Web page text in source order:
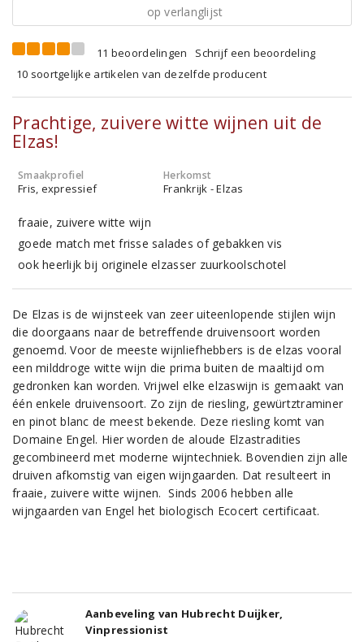
op verlanglijst
11 beoordelingen
Schrijf een beoordeling
10 soortgelijke artikelen van dezelfde producent
Prachtige, zuivere witte wijnen uit de
Elzas!
Smaakprofiel
Fris, expressief
Herkomst
Frankrijk - Elzas
fraaie, zuivere witte wijn
goede match met frisse salades of gebakken vis
ook heerlijk bij originele elzasser zuurkoolschotel
De Elzas is de wijnsteek van zeer uiteenlopende stijlen wijn
die doorgaans naar de betreffende druivensoort worden
genoemd. Voor de meeste wijnliefhebbers is de elzas vooral
een milddroge witte wijn die prima buiten de maaltijd om
gedronken kan worden. Vrijwel elke elzaswijn is gemaakt van
één enkele druivensoort. Zo zijn de riesling, gewürtztraminer
en pinot blanc de meest bekende. Deze riesling komt van
Domaine Engel. Hier worden de aloude Elzastradities
gecombineerd met moderne wijntechniek. Bovendien zijn alle
druiven afkomstig van eigen wijngaarden. Dat resulteert in
fraaie, zuivere witte wijnen. Sinds 2006 hebben alle
wijngaarden van Engel het biologisch Ecocert certificaat.
Aanbeveling van Hubrecht Duijker,
Vinpressionist